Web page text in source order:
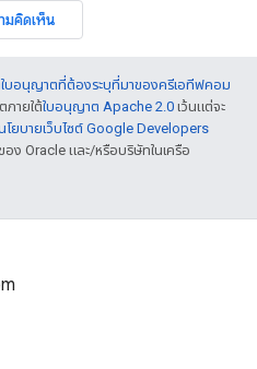
มคิดเห็น
ใบอนุญาตที่ต้องระบุที่มาของครีเอทีฟคอม
ภายใต้ใบอนุญาต Apache 2.0 เว้นแต่จะ
โยบายเว็บไซต์ Google Developers
อง Oracle และ/หรือบริษัทในเครือ